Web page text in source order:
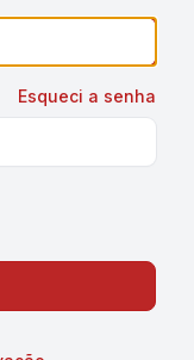
Esqueci a senha